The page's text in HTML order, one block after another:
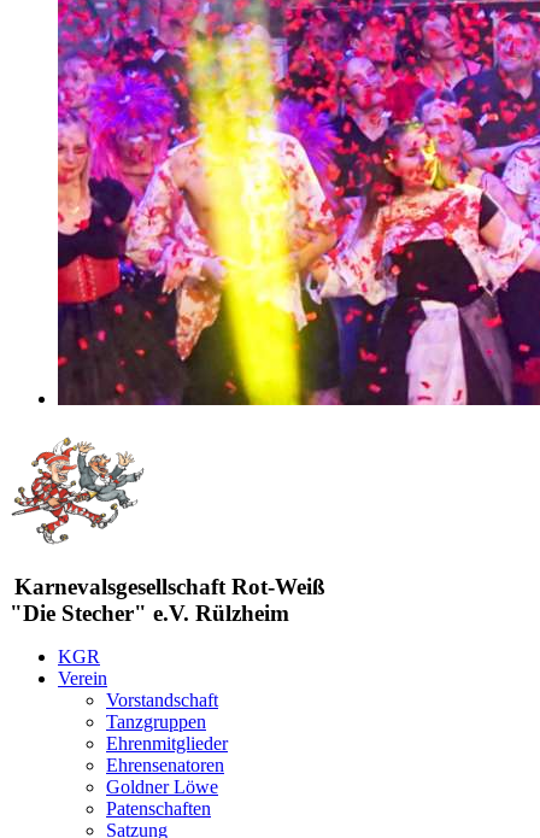
Karnevalsgesellschaft Rot-Weiß
"Die Stecher" e.V. Rülzheim
KGR
Verein
Vorstandschaft
Tanzgruppen
Ehrenmitglieder
Ehrensenatoren
Goldner Löwe
Patenschaften
Satzung